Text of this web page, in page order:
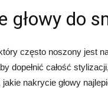
głowy do
często noszony jest
dopełnić całość
nakrycie głowy